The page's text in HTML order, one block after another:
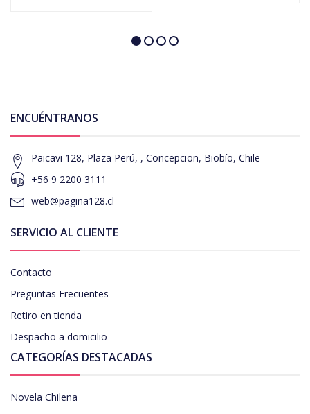
ENCUÉNTRANOS
Paicavi 128, Plaza Perú, , Concepcion, Biobío, Chile
+56 9 2200 3111
web@pagina128.cl
SERVICIO AL CLIENTE
Contacto
Preguntas Frecuentes
Retiro en tienda
Despacho a domicilio
CATEGORÍAS DESTACADAS
Novela Chilena